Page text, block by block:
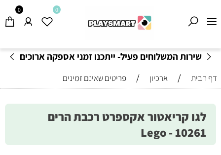
שירות המשלוחים פעיל- ייתכנו זמני אספקה ארוכים
0 0
דף הבית / ארכיון / פריטים שאינם זמינים
לגו קריאטור אקספרט רכבת הרים
10261 - Lego